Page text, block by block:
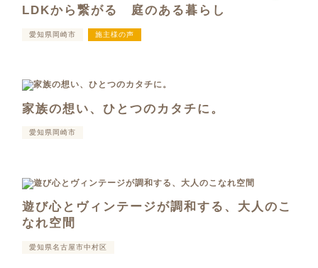
LDKから繋がる 庭のある暮らし
愛知県岡崎市 施主様の声
家族の想い、ひとつのカタチに。
愛知県岡崎市
遊び心とヴィンテージが調和する、大人のこ
なれ空間
愛知県名古屋市中村区